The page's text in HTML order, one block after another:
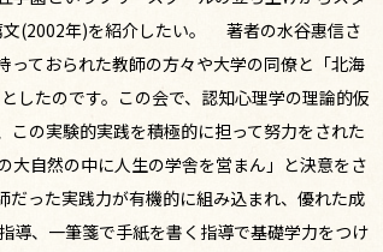
文(2002年)を紹介したい。 著者の水谷惠信さ
ておられた教師の方々や大学の同僚と「北海
したのです。この会で、認知心理学の理論的仮
の実験的実践を積極的に担って努力をされた
自然の中に人生の学舎を営まん」と決意をさ
った実践力が有機的に組み込まれ、優れた成
、一筆箋で手紙を書く指導で基礎学力をつけ